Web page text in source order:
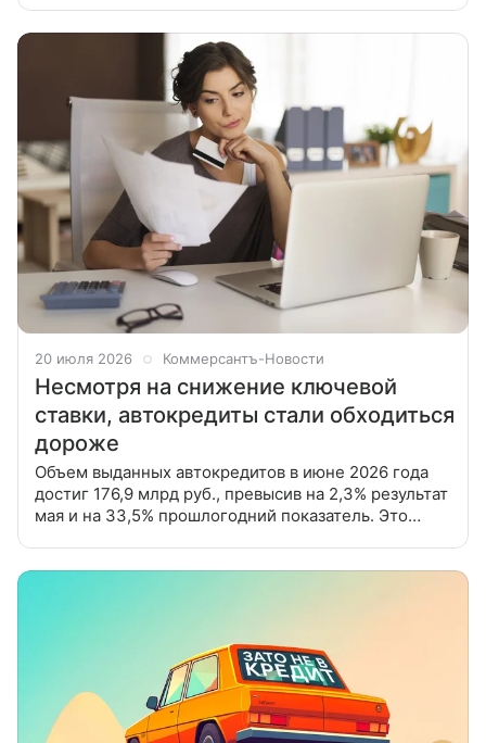
20 июля 2026 Коммерсантъ-Новости
Несмотря на снижение ключевой
ставки, автокредиты стали обходиться
дороже
Объем выданных автокредитов в июне 2026 года
достиг 176,9 млрд руб., превысив на 2,3% результат
мая и на 33,5% прошлогодний показатель. Это